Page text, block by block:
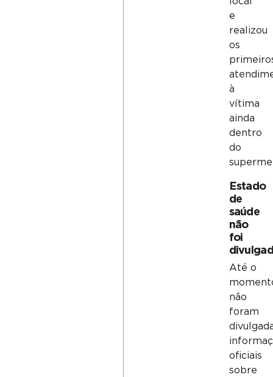
e
realizou
os
à
vítima
ainda
dentro
do
Estado
de
saúde
não
foi
Até o
não
foram
oficiais
sobre